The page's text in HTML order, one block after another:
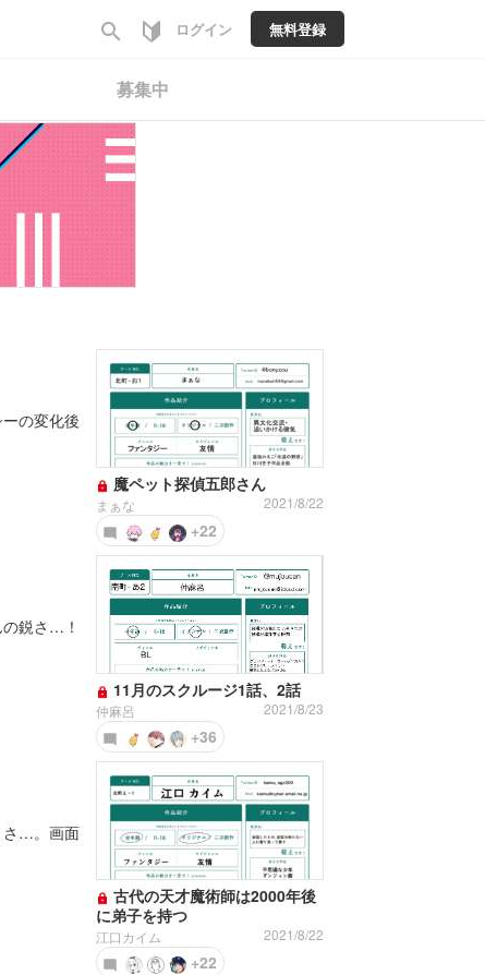
search ログイン 無料登録
募集中
の変化後
魔ペット探偵五郎さん
まぁな 2021/8/22
+22
鋭さ…！
11月のスクルージ1話、2話
仲麻呂 2021/8/23
+36
さ…。画面
古代の天才魔術師は2000年後
に弟子を持つ
江口カイム 2021/8/22
+22